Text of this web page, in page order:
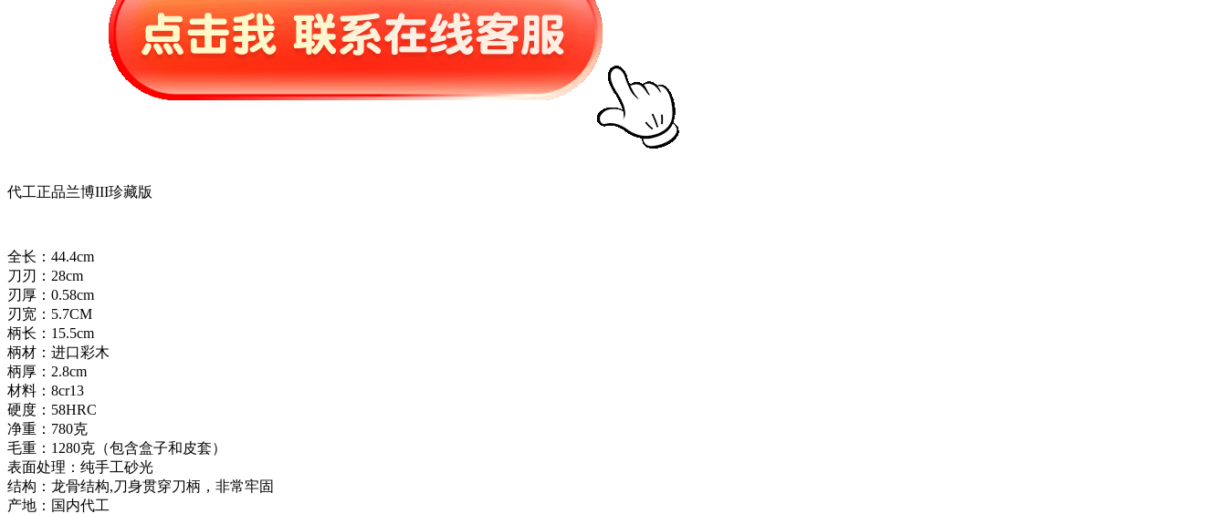
代工正品兰博III珍藏版
全长：44.4cm
刀刃：28cm
刃厚：0.58cm
刃宽：5.7CM
柄长：15.5cm
柄材：进口彩木
柄厚：2.8cm
材料：8cr13
硬度：58HRC
净重：780克
毛重：1280克（包含盒子和皮套）
表面处理：纯手工砂光
结构：龙骨结构,刀身贯穿刀柄，非常牢固
产地：国内代工